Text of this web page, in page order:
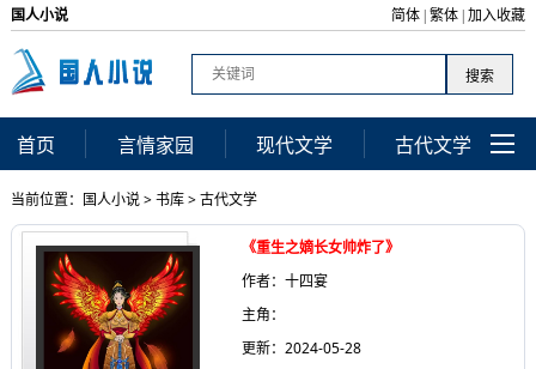
国人小说 简体 |繁体 |加入收藏
首页 言情家园 现代文学 古代文学
当前位置： 国人小说>书库>古代文学
《重生之嫡长女帅炸了》
作者：十四宴
主角：
更新：2024-05-28